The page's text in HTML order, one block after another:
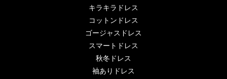
キラキラドレス
コットンドレス
ゴージャスドレス
スマートドレス
秋冬ドレス
袖ありドレス